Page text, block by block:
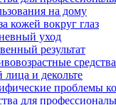
на дому
кожей вокруг глаз
уход
результат
лица и декольте
проблемы
для